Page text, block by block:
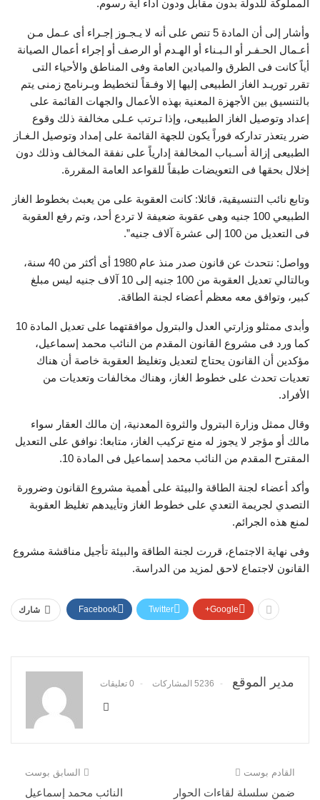
المملوكة للدولة بدون مقابل ودون أداء أية رسوم.
وأشار إلى أن المادة 5 تنص على أنه لا يـجـوز إجـراء أى عـمل مـن
أعـمال الحـفـر أو الـبـناء أو الهـدم أو الرصف أو إجراء أعمال الصيانة
أياً كانت فى الطرق والميادين العامة وفى المناطق والأحياء التى
تقرر توريـد الغاز الطبيعى إليها إلا وفـقاً لتخطيط وبـرنامج زمنى يتم
بالتنسيق بين الأجهزة المعنية بهذه الأعمال والجهات القائمة على
إعداد وتوصيل الغاز الطبيعى، وإذا تـرتب عـلى مخالفة ذلك وقوع
ضرر يتعذر تداركه فوراً يكون للجهة القائمة على إمداد وتوصيل الـغـاز
الطبيعى إزالة أسـباب المخالفة إدارياً على نفقة المخالف وذلك دون
إخلال بحقها فى التعويضات طبقاً للقواعد العامة المقررة.
وتابع نائب التنسيقية، قائلا: كانت العقوبة على من يعبث بخطوط الغاز
الطبيعي 100 جنيه وهى عقوبة ضعيفة لا تردع أحد، وتم رفع العقوبة
فى التعديل من 100 إلى عشرة آلاف جنيه”.
وواصل: نتحدث عن قانون صدر منذ عام 1980 أى أكثر من 40 سنة،
وبالتالي تعديل العقوبة من 100 جنيه إلى 10 آلاف جنيه ليس مبلغ
كبير، وتوافق معه معظم أعضاء لجنة الطاقة.
وأبدى ممثلو وزارتي العدل والبترول موافقتهما على تعديل المادة 10
كما ورد فى مشروع القانون المقدم من النائب محمد إسماعيل،
مؤكدين أن القانون يحتاج لتعديل وتغليظ العقوبة خاصة أن هناك
تعديات تحدث على خطوط الغاز، وهناك مخالفات وتعديات من
الأفراد.
وقال ممثل وزارة البترول والثروة المعدنية، إن مالك العقار سواء
مالك أو مؤجر لا يجوز له منع تركيب الغاز، متابعا: نوافق على التعديل
المقترح المقدم من النائب محمد إسماعيل فى المادة 10.
وأكد أعضاء لجنة الطاقة والبيئة على أهمية مشروع القانون وضرورة
التصدي لجريمة التعدي على خطوط الغاز وتأييدهم تغليظ العقوبة
لمنع هذه الجرائم.
وفى نهاية الاجتماع، قررت لجنة الطاقة والبيئة تأجيل مناقشة مشروع
القانون لاجتماع لاحق لمزيد من الدراسة.
شارك Facebook Twitter Google+
مدير الموقع 5236 المشاركات 0 تعليقات
السابق بوست
النائب محمد إسماعيل
القادم بوست
ضمن سلسلة لقاءات الحوار